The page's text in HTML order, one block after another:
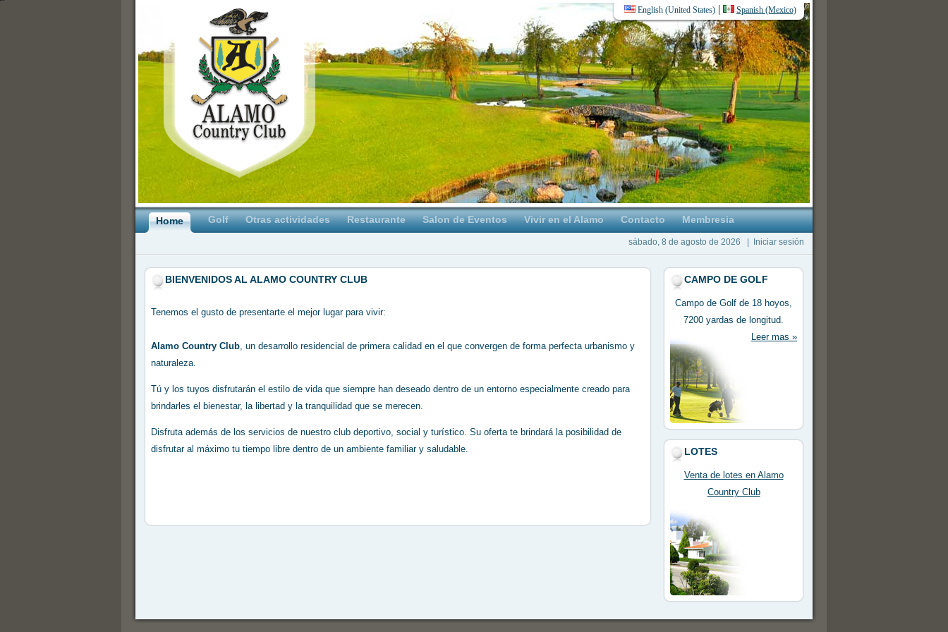
English (United States) | Spanish (Mexico)
Home Golf Otras actividades Restaurante Salon de Eventos Vivir en el Alamo Contacto Membresia
sábado, 8 de agosto de 2026 Iniciar sesión
BIENVENIDOS AL ALAMO COUNTRY CLUB
Tenemos el gusto de presentarte el mejor lugar para vivir:
Alamo Country Club, un desarrollo residencial de primera calidad en el que convergen de forma perfecta urbanismo y
naturaleza.
Tú y los tuyos disfrutarán el estilo de vida que siempre han deseado dentro de un entorno especialmente creado para
brindarles el bienestar, la libertad y la tranquilidad que se merecen.
Disfruta además de los servicios de nuestro club deportivo, social y turístico. Su oferta te brindará la posibilidad de
disfrutar al máximo tu tiempo libre dentro de un ambiente familiar y saludable.
CAMPO DE GOLF
Campo de Golf de 18 hoyos,
7200 yardas de longitud.
Leer mas »
LOTES
Venta de lotes en Alamo
Country Club